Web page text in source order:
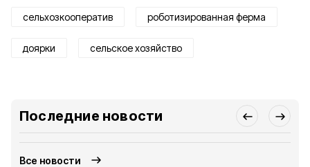
сельхозкооператив роботизированная ферма
доярки сельское хозяйство
Последние новости
Все новости